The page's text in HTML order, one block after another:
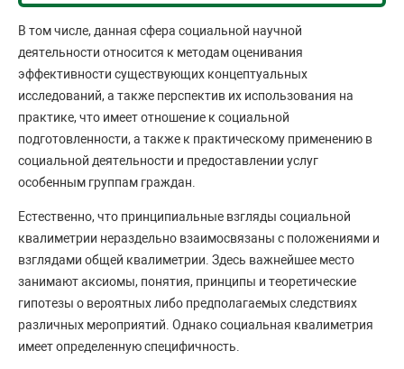
В том числе, данная сфера социальной научной
деятельности относится к методам оценивания
эффективности существующих концептуальных
исследований, а также перспектив их использования на
практике, что имеет отношение к социальной
подготовленности, а также к практическому применению в
социальной деятельности и предоставлении услуг
особенным группам граждан.
Естественно, что принципиальные взгляды социальной
квалиметрии нераздельно взаимосвязаны с положениями и
взглядами общей квалиметрии. Здесь важнейшее место
занимают аксиомы, понятия, принципы и теоретические
гипотезы о вероятных либо предполагаемых следствиях
различных мероприятий. Однако социальная квалиметрия
имеет определенную специфичность.